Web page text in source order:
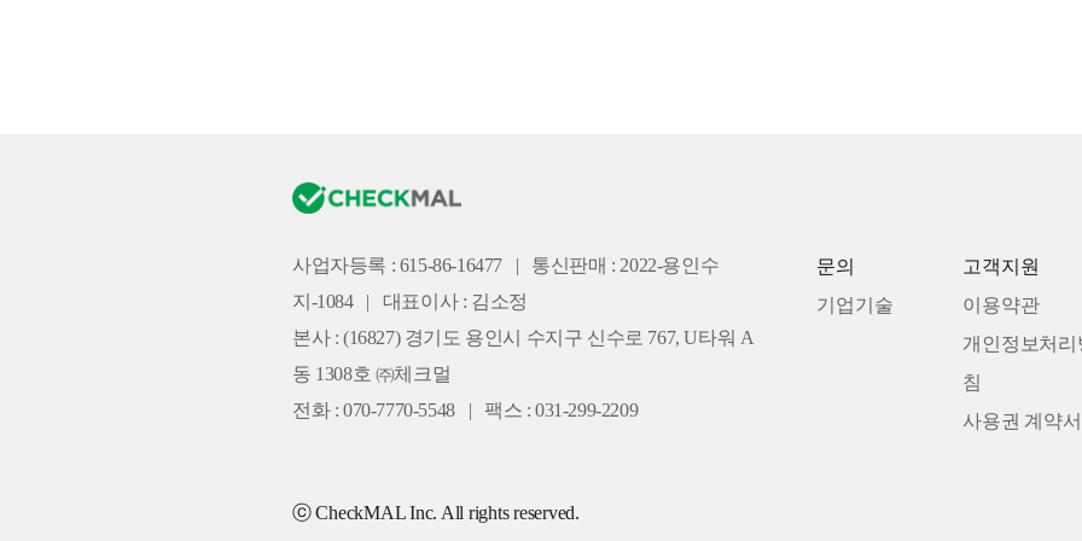
사업자등록 : 615-86-16477
통신판매 : 2022-용인수
지-1084
대표이사 : 김소정
본사 : (16827) 경기도 용인시 수지구 신수로 767, U타워 A
동 1308호 ㈜체크멀
전화 : 070-7770-5548
팩스 : 031-299-2209
문의
기업기술
고객지원
이용약관
개인정보처리
침
사용권 계약서
ⓒ CheckMAL Inc. All rights reserved.